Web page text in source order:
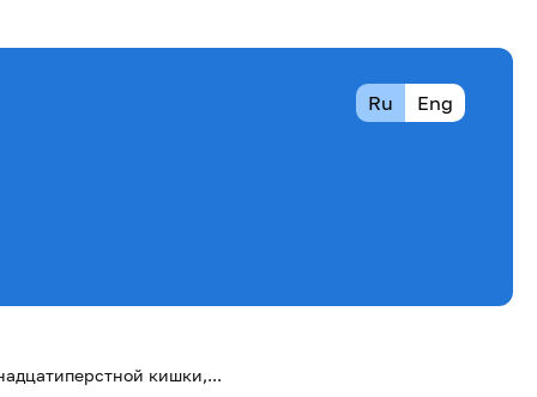
Ru Eng
кишки,...